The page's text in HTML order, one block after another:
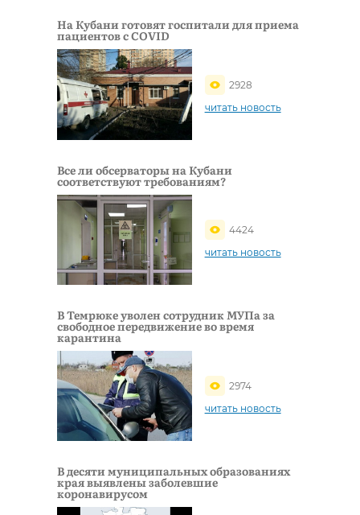
На Кубани готовят госпитали для приема
пациентов с COVID
2928
читать новость
Все ли обсерваторы на Кубани
соответствуют требованиям?
4424
читать новость
В Темрюке уволен сотрудник МУПа за
свободное передвижение во время
карантина
2974
читать новость
В деcяти муниципальных образованиях
края выявлены заболевшие
коронавирусом